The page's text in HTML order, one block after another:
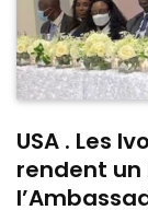
USA . Les
rendent